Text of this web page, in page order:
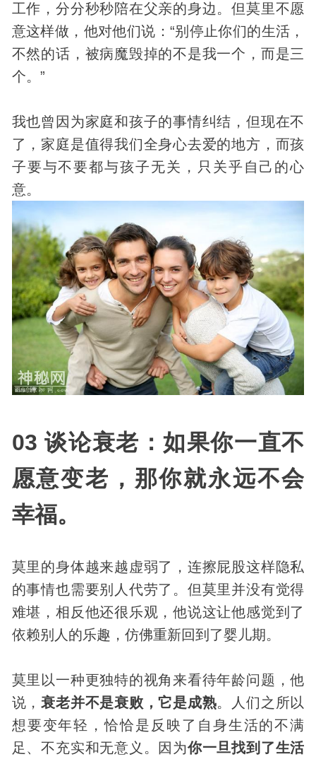
工作，分分秒秒陪在父亲的身边。但莫里不愿
意这样做，他对他们说：“别停止你们的生活，
不然的话，被病魔毁掉的不是我一个，而是三
个。”
我也曾因为家庭和孩子的事情纠结，但现在不
了，家庭是值得我们全身心去爱的地方，而孩
子要与不要都与孩子无关，只关乎自己的心
意。
03 谈论衰老：如果你一直不
愿意变老，那你就永远不会
幸福。
莫里的身体越来越虚弱了，连擦屁股这样隐私
的事情也需要别人代劳了。但莫里并没有觉得
难堪，相反他还很乐观，他说这让他感觉到了
依赖别人的乐趣，仿佛重新回到了婴儿期。
莫里以一种更独特的视角来看待年龄问题，他
说，衰老并不是衰败，它是成熟。人们之所以
想要变年轻，恰恰是反映了自身生活的不满
足、不充实和无意义。因为你一旦找到了生活